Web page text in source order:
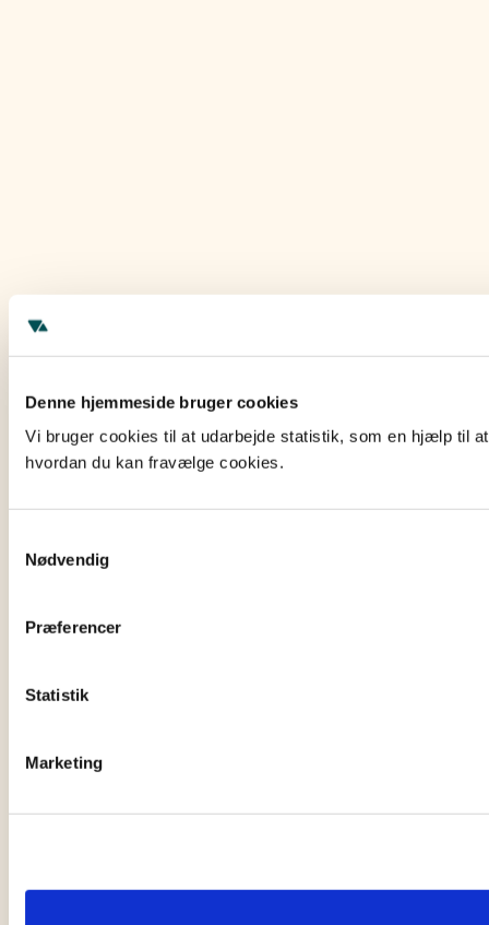
Denne hjemmeside bruger cookies
Vi bruger cookies til at udarbejde statistik, som en hjælp til
hvordan du kan fravælge cookies.
Nødvendig
Præferencer
Statistik
Marketing